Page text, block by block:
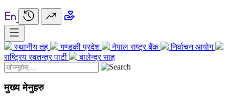
स्थानीय तह गण्डकी प्रदेश नेपाल राष्ट्र बैंक
निर्वाचन आयोग
राष्ट्रिय स्वतन्त्र पार्टी
बालेन्द्र साह
मुख्य मेनुहरु